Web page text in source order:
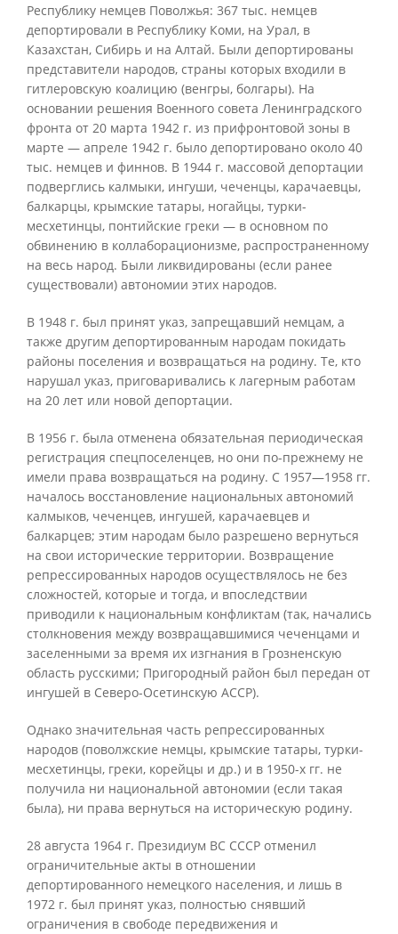
Республику немцев Поволжья: 367 тыс. немцев
депортировали в Республику Коми, на Урал, в
Казахстан, Сибирь и на Алтай. Были депортированы
представители народов, страны которых входили в
гитлеровскую коалицию (венгры, болгары). На
основании решения Военного совета Ленинградского
фронта от 20 марта 1942 г. из прифронтовой зоны в
марте — апреле 1942 г. было депортировано около 40
тыс. немцев и финнов. В 1944 г. массовой депортации
подверглись калмыки, ингуши, чеченцы, карачаевцы,
балкарцы, крымские татары, ногайцы, турки-
месхетинцы, понтийские греки — в основном по
обвинению в коллаборационизме, распространенному
на весь народ. Были ликвидированы (если ранее
существовали) автономии этих народов.
В 1948 г. был принят указ, запрещавший немцам, а
также другим депортированным народам покидать
районы поселения и возвращаться на родину. Те, кто
нарушал указ, приговаривались к лагерным работам
на 20 лет или новой депортации.
В 1956 г. была отменена обязательная периодическая
регистрация спецпоселенцев, но они по-прежнему не
имели права возвращаться на родину. С 1957—1958 гг.
началось восстановление национальных автономий
калмыков, чеченцев, ингушей, карачаевцев и
балкарцев; этим народам было разрешено вернуться
на свои исторические территории. Возвращение
репрессированных народов осуществлялось не без
сложностей, которые и тогда, и впоследствии
приводили к национальным конфликтам (так, начались
столкновения между возвращавшимися чеченцами и
заселенными за время их изгнания в Грозненскую
область русскими; Пригородный район был передан от
ингушей в Северо-Осетинскую АССР).
Однако значительная часть репрессированных
народов (поволжские немцы, крымские татары, турки-
месхетинцы, греки, корейцы и др.) и в 1950-х гг. не
получила ни национальной автономии (если такая
была), ни права вернуться на историческую родину.
28 августа 1964 г. Президиум ВС СССР отменил
ограничительные акты в отношении
депортированного немецкого населения, и лишь в
1972 г. был принят указ, полностью снявший
ограничения в свободе передвижения и